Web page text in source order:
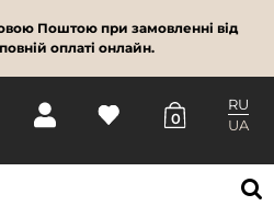
Поштою при замовленні від
оплаті онлайн.
0
RU
UA